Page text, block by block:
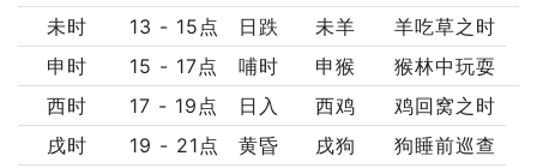
未时
13 - 15点 日跌 未羊
羊吃草之时
申时
15 - 17点 哺时 申猴
猴林中玩耍
西时
17 - 19点 日入 西鸡
鸡回窝之时
戌时
19 - 21点 黄昏 戌狗
狗睡前巡查